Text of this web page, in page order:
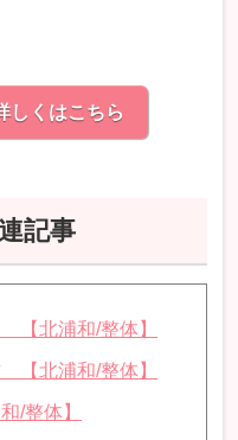
しくはこちら
記事
【北浦和/整体】
【北浦和/整体】
/整体】